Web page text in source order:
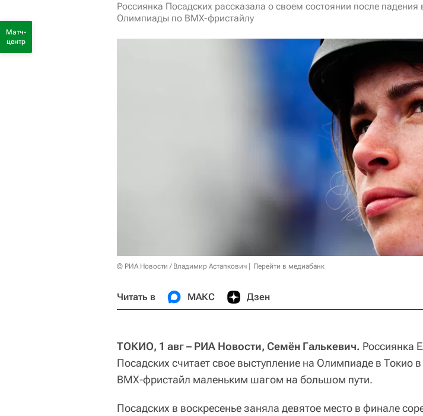
Россиянка Посадских рассказала о своем состоянии после падения
Олимпиады по BMX-фристайлу
© РИА Новости / Владимир Астапкович Перейти в медиабанк
Читать в МАКС Дзен
ТОКИО, 1 авг – РИА Новости, Семён Галькевич. Россиянка
Посадских считает свое выступление на Олимпиаде в Токио
BMX-фристайл маленьким шагом на большом пути.
Посадских в воскресенье заняла девятое место в финале
Матч-
центр